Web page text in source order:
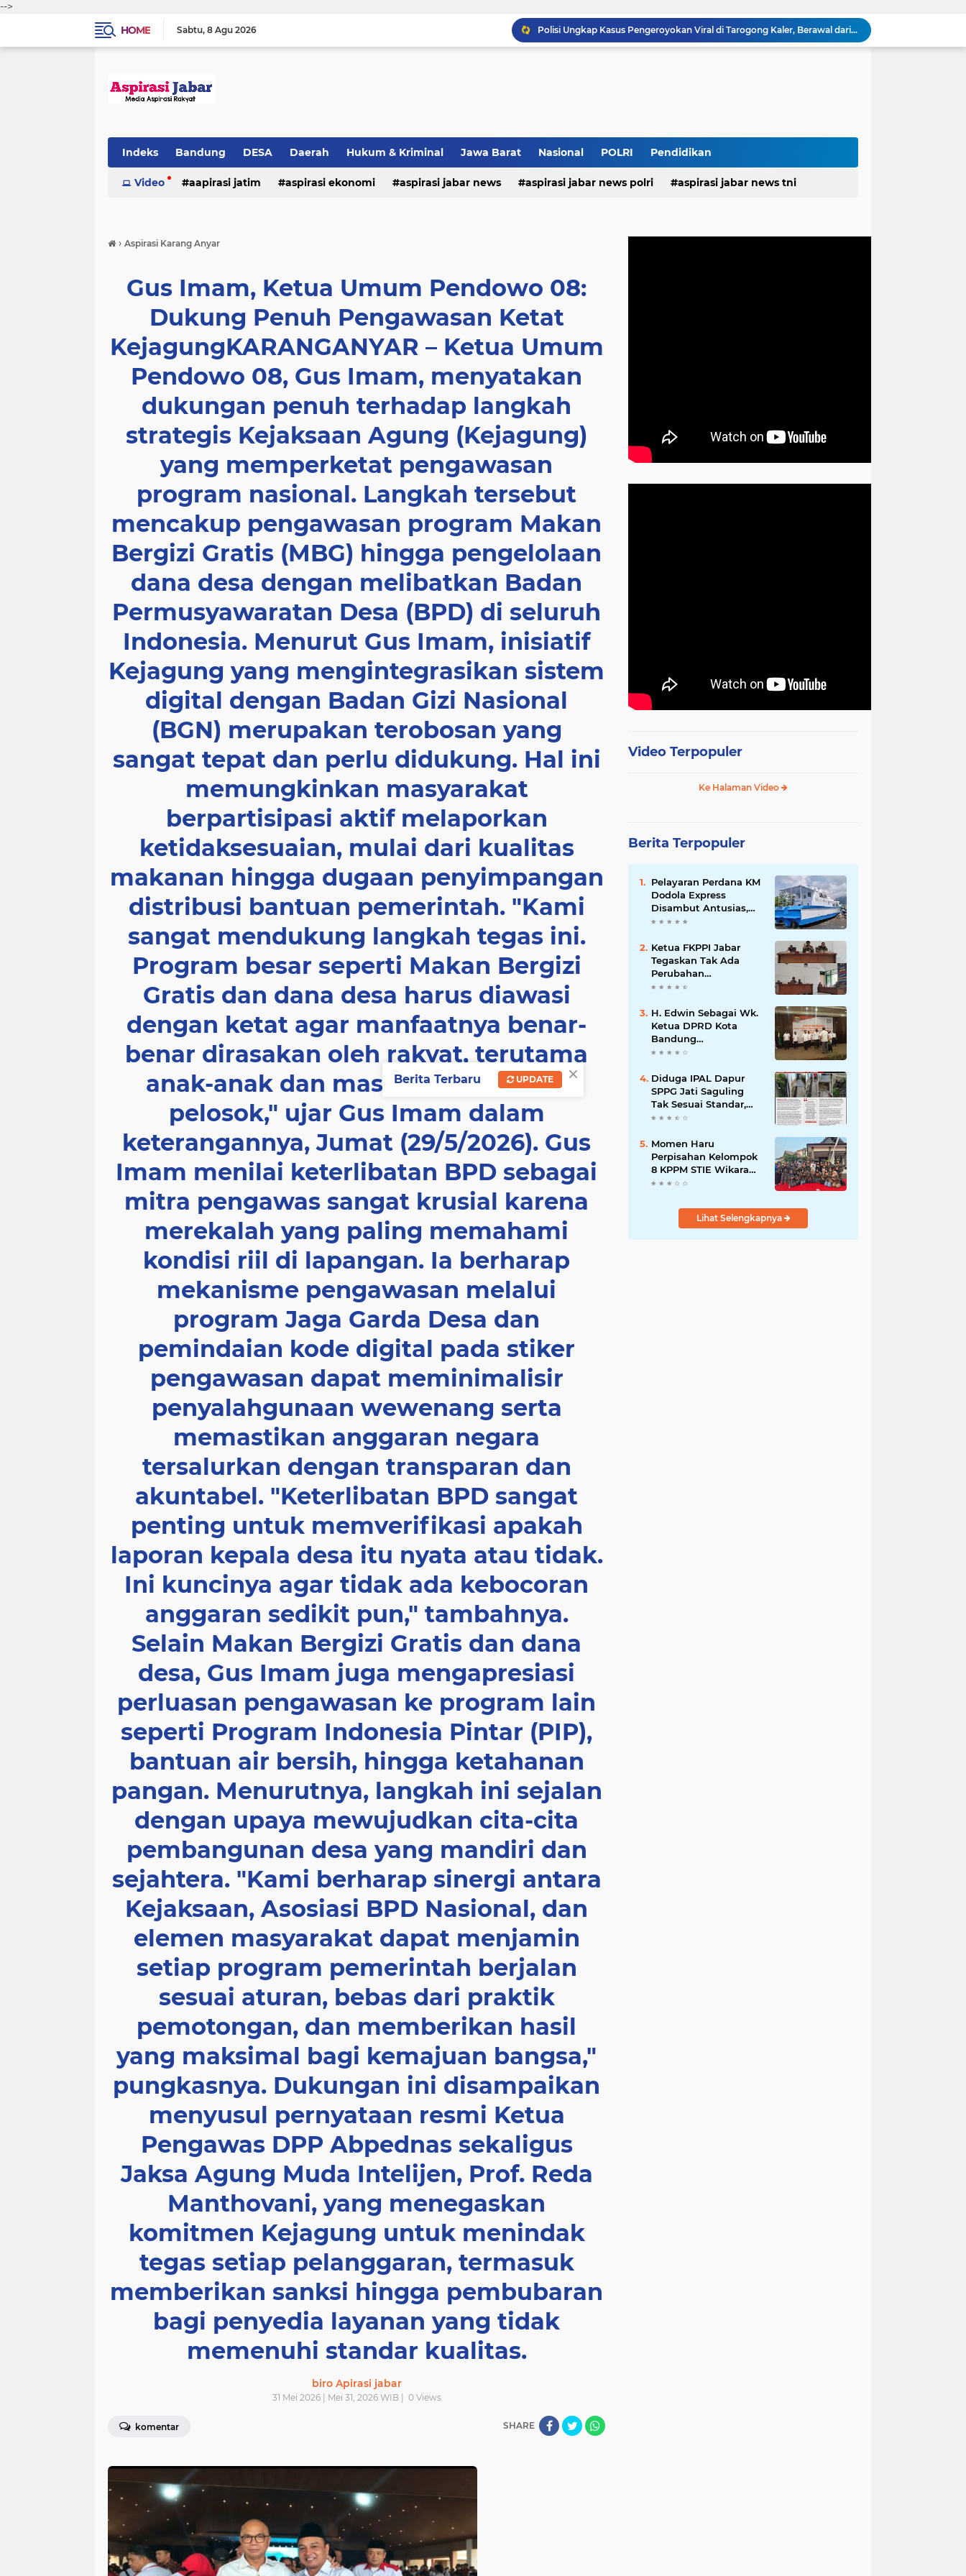
-->
HOME
Sabtu 8 Agu 2026
Wapang TNI Tinjau Kesiapan Yonif TP di Sumatera Utara
PEMDES RAWALELE GELAR MUSDES TENTUKAN RKPDes, PANITIA PILKADES SERTA PERINGATI HUT KE-81 KEMERDEKAAN RI
Pastikan Kenyamanan Investasi, Bupati Morotai Kunjungi Mitita Resort
Indeks Bandung DESA Daerah Hukum & Kriminal Jawa Barat Nasional POLRI Pendidikan
Video aapirasi jatim aspirasi ekonomi aspirasi jabar news aspirasi jabar news polri aspirasi jabar news tni
hukum & kriminal
› Aspirasi Karang Anyar
Gus Imam, Ketua Umum Pendowo 08:
Dukung Penuh Pengawasan Ketat
KejagungKARANGANYAR – Ketua Umum
Pendowo 08, Gus Imam, menyatakan
dukungan penuh terhadap langkah
strategis Kejaksaan Agung (Kejagung)
yang memperketat pengawasan
program nasional. Langkah tersebut
mencakup pengawasan program Makan
Bergizi Gratis (MBG) hingga pengelolaan
dana desa dengan melibatkan Badan
Permusyawaratan Desa (BPD) di seluruh
Indonesia. Menurut Gus Imam, inisiatif
Kejagung yang mengintegrasikan sistem
digital dengan Badan Gizi Nasional
(BGN) merupakan terobosan yang
sangat tepat dan perlu didukung. Hal ini
memungkinkan masyarakat
berpartisipasi aktif melaporkan
ketidaksesuaian, mulai dari kualitas
makanan hingga dugaan penyimpangan
distribusi bantuan pemerintah. "Kami
sangat mendukung langkah tegas ini.
Program besar seperti Makan Bergizi
Gratis dan dana desa harus diawasi
dengan ketat agar manfaatnya benar-
benar dirasakan oleh rakyat, terutama
anak-anak dan masyarakat desa di
pelosok," ujar Gus Imam dalam
keterangannya, Jumat (29/5/2026). Gus
Imam menilai keterlibatan BPD sebagai
mitra pengawas sangat krusial karena
merekalah yang paling memahami
kondisi riil di lapangan. Ia berharap
mekanisme pengawasan melalui
program Jaga Garda Desa dan
pemindaian kode digital pada stiker
pengawasan dapat meminimalisir
penyalahgunaan wewenang serta
memastikan anggaran negara
tersalurkan dengan transparan dan
akuntabel. "Keterlibatan BPD sangat
penting untuk memverifikasi apakah
laporan kepala desa itu nyata atau tidak.
Ini kuncinya agar tidak ada kebocoran
anggaran sedikit pun," tambahnya.
Selain Makan Bergizi Gratis dan dana
desa, Gus Imam juga mengapresiasi
perluasan pengawasan ke program lain
seperti Program Indonesia Pintar (PIP),
bantuan air bersih, hingga ketahanan
pangan. Menurutnya, langkah ini sejalan
dengan upaya mewujudkan cita-cita
pembangunan desa yang mandiri dan
sejahtera. "Kami berharap sinergi antara
Kejaksaan, Asosiasi BPD Nasional, dan
elemen masyarakat dapat menjamin
setiap program pemerintah berjalan
sesuai aturan, bebas dari praktik
pemotongan, dan memberikan hasil
yang maksimal bagi kemajuan bangsa,"
pungkasnya. Dukungan ini disampaikan
menyusul pernyataan resmi Ketua
Pengawas DPP Abpednas sekaligus
Jaksa Agung Muda Intelijen, Prof. Reda
Manthovani, yang menegaskan
komitmen Kejagung untuk menindak
tegas setiap pelanggaran, termasuk
memberikan sanksi hingga pembubaran
bagi penyedia layanan yang tidak
memenuhi standar kualitas.
biro Apirasi jabar
31 Mei 2026 | Mei 31, 2026 WIB | 0Views
komentar SHARE
Video Terpopuler
Ke Halaman Video
Berita Terpopuler
Pelayaran Perdana KM
Dodola Express
Disambut Antusias,
Baling-Baling Segera
Ketua FKPPI Jabar
Tegaskan Tak Ada
Perubahan
Kepengurusan PC KB
Ketua Cabang Diminta
Segera Konsolidasi
H. Edwin Sebagai Wk.
Ketua DPRD Kota
Bandung
Mengapresiasi Dan
Kepada
Kepemimpinan Merdi
Hajiji Sebagai ketua
DPD Lpm Kota
2021-2026
Diduga IPAL Dapur
SPPG Jati Saguling
Tak Sesuai Standar,
Warga Keluhkan
Mengalir ke Sungai
Momen Haru
Perpisahan Kelompok
8 KPPM STIE Wikara
Bersama Kepala Desa
Kecamatan Bojong
Lihat Selengkapnya
×
Berita Terbaru UPDATE